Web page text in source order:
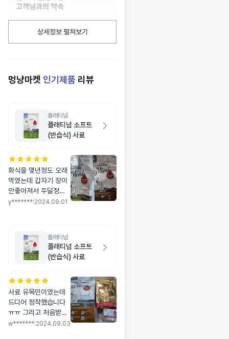
상세정보 펼쳐보기
멍냥마켓 인기제품 리뷰
플래티넘
플래티넘 소프트
(반습식) 사료
화식을 몇년정도 오래
먹였는데 갑자기 장이
안좋아져서 두달정도
병원에 들락날락하다
성도 나름 좋고 응가도
진짜 황금코팅된(?) 응
가봐서 너무 만족스러
황금 바나나 라서 놀랍
네요 ㅋ 계속 급여할거
니 품절되지 않게해주
세요. !
y******* 2024.09.01
플래티넘
플래티넘 소프트
(반습식) 사료
사료 유목민이였는데
드디어 정착했습니다
ㅠㅠ 그리고 처음받은
사료봉지가 문제있다
w******* 2024.09.03